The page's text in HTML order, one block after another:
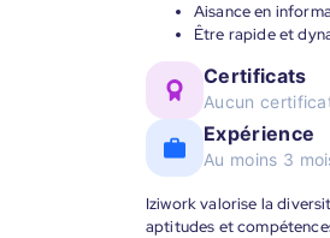
Aisance en
Être rapide et
Certificats
Aucun
Expérience
Au moins 3
Iziwork valorise la
aptitudes et